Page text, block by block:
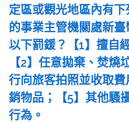
定區或觀光地區內有
的事業主管機關處新
以下罰鍰？【1】擅自
【2】任意拋棄、焚燒
行向旅客拍照並收取
銷物品；【5】其他騷
行為。